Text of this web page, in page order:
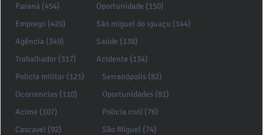
Paraná (454)
Emprego (420)
Agência (349)
Trabalhador (317)
Oportunidade (150)
São miguel do iguaçu (144)
Saúde (138)
Acidente (134)
Policia militar (121)
Ocorrencias (110)
Acime (107)
Cascavel (92)
Serranópolis (82)
Oportunidades (81)
Policia civil (76)
São Miguel (74)